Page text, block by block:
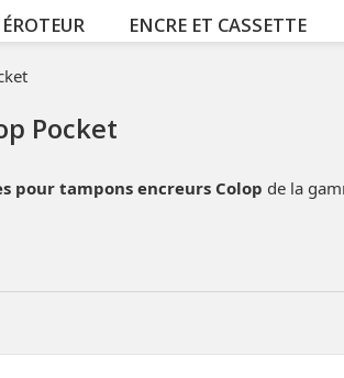
ENCRE ET CASSETTE
Pocket
pour tampons encreurs Colop de la